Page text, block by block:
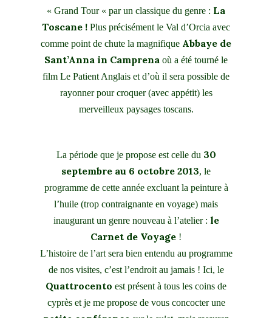
« Grand Tour « par un classique du genre : La
Toscane ! Plus précisément le Val d’Orcia avec
comme point de chute la magnifique Abbaye de
Sant’Anna in Camprena où a été tourné le
film Le Patient Anglais et d’où il sera possible de
rayonner pour croquer (avec appétit) les
merveilleux paysages toscans.
La période que je propose est celle du 30
septembre au 6 octobre 2013, le
programme de cette année excluant la peinture à
l’huile (trop contraignante en voyage) mais
inaugurant un genre nouveau à l’atelier : le
Carnet de Voyage !
L’histoire de l’art sera bien entendu au programme
de nos visites, c’est l’endroit au jamais ! Ici, le
Quattrocento est présent à tous les coins de
cyprès et je me propose de vous concocter une